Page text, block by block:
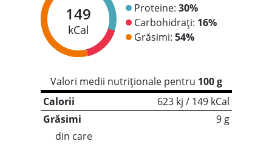
149
kCal
Proteine: 30%
Carbohidrați: 16%
Grăsimi: 54%
Valori medii nutriționale pentru 100 g
Calorii
623 kj / 149 kCal
Grăsimi
9 g
din care